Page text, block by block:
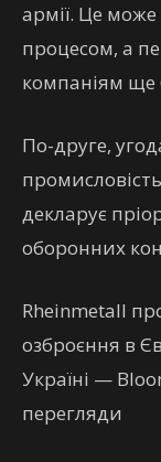
армії. Це
процесом, а
компаніям ще
По-друге,
декларує
оборонних
Rheinmetall
озброєння в
Україні —
перегляди